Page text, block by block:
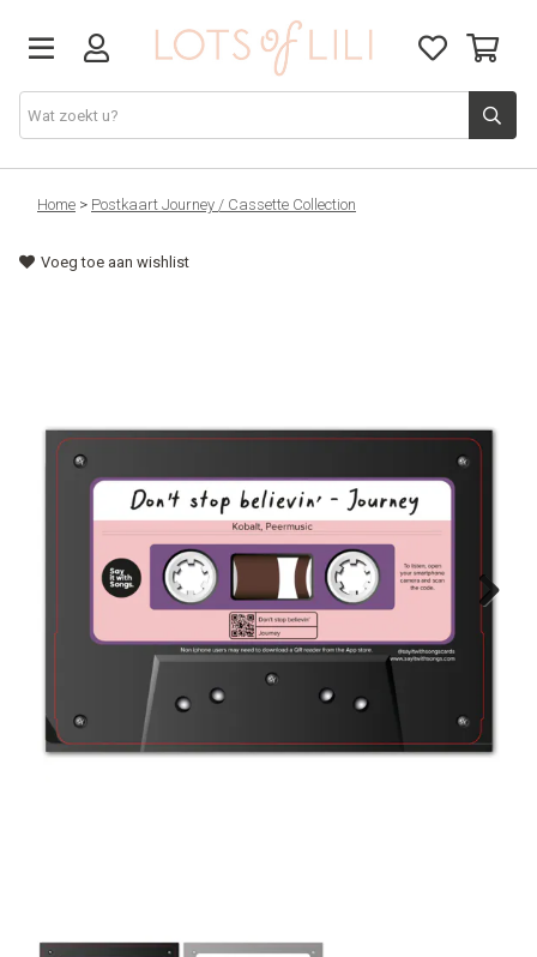
VADERDAG
SOLDEN
ACCESSOIRES
WONEN
WELNESS
Home > Postkaart Journey / Cassette Collection
Voeg toe aan wishlist